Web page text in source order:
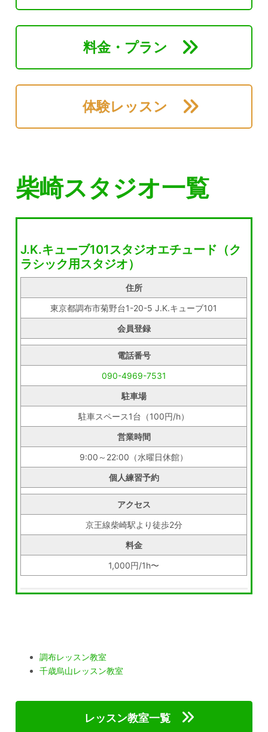
料金・プラン
体験レッスン
柴崎スタジオ一覧
J.K.キューブ101スタジオエチュード（ク
ラシック用スタジオ）
住所
東京都調布市菊野台1-20-5 J.K.キューブ101
会員登録
電話番号
090-4969-7531
駐車場
駐車スペース1台（100円/h）
営業時間
9:00～22:00（水曜日休館）
個人練習予約
アクセス
京王線柴崎駅より徒歩2分
料金
1,000円/1h〜
調布レッスン教室
千歳烏山レッスン教室
レッスン教室一覧